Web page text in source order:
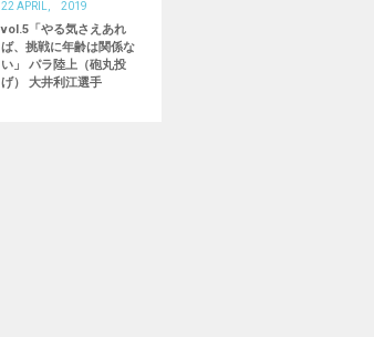
22 APRIL, 2019
vol.5「やる気さえあれ
ば、挑戦に年齢は関係な
い」 パラ陸上（砲丸投
げ） 大井利江選手